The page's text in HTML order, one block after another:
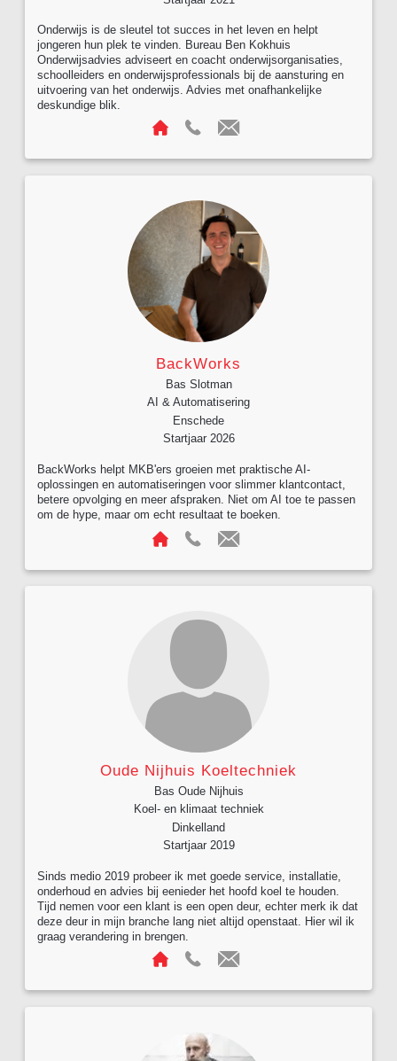
Onderwijs is de sleutel tot succes in het leven en helpt
jongeren hun plek te vinden. Bureau Ben Kokhuis
Onderwijsadvies adviseert en coacht onderwijsorganisaties,
schoolleiders en onderwijsprofessionals bij de aansturing en
uitvoering van het onderwijs. Advies met onafhankelijke
deskundige blik.
BackWorks
Bas Slotman
AI & Automatisering
Enschede
Startjaar 2026
BackWorks helpt MKB'ers groeien met praktische AI-
oplossingen en automatiseringen voor slimmer klantcontact,
betere opvolging en meer afspraken. Niet om AI toe te passen
om de hype, maar om echt resultaat te boeken.
Oude Nijhuis Koeltechniek
Bas Oude Nijhuis
Koel- en klimaat techniek
Dinkelland
Startjaar 2019
Sinds medio 2019 probeer ik met goede service, installatie,
onderhoud en advies bij eenieder het hoofd koel te houden.
Tijd nemen voor een klant is een open deur, echter merk ik dat
deze deur in mijn branche lang niet altijd openstaat. Hier wil ik
graag verandering in brengen.